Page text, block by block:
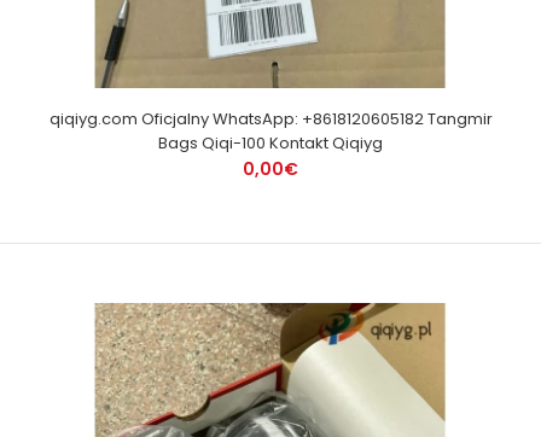
qiqiyg.com Oficjalny WhatsApp: +8618120605182 Tangmir
Bags Qiqi-100 Kontakt Qiqiyg
0,00€